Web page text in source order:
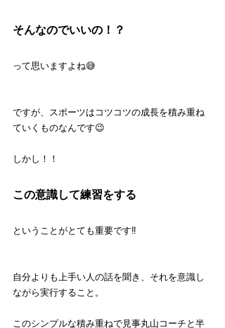
そんなのでいいの！？
って思いますよね😅
ですが、スポーツはコツコツの成長を積み重ね
ていくものなんです😉
しかし！！
この意識して練習をする
ということがとても重要です‼️
自分よりも上手い人の話を聞き、それを意識し
ながら実行すること。
このシンプルな積み重ねで見事丸山コーチと半